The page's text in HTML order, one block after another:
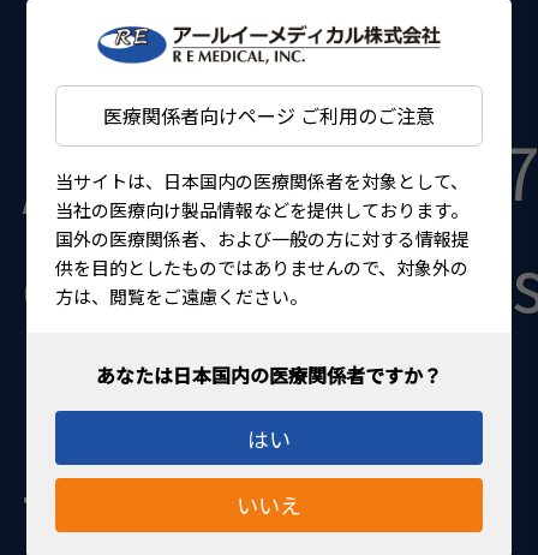
医療関係者向けページ ご利用のご注意
当サイトは、日本国内の医療関係者を対象として、
当社の医療向け製品情報などを提供しております。
国外の医療関係者、および一般の方に対する情報提
供を目的としたものではありませんので、対象外の
方は、閲覧をご遠慮ください。
はい
いいえ
$template in
/home/
content/
medical/page-
title.phpon